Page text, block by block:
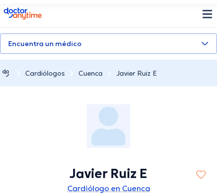
doctoranytime
Encuentra un médico
Cardiólogos Cuenca Javier Ruiz E
Javier Ruiz E
Cardiólogo en Cuenca